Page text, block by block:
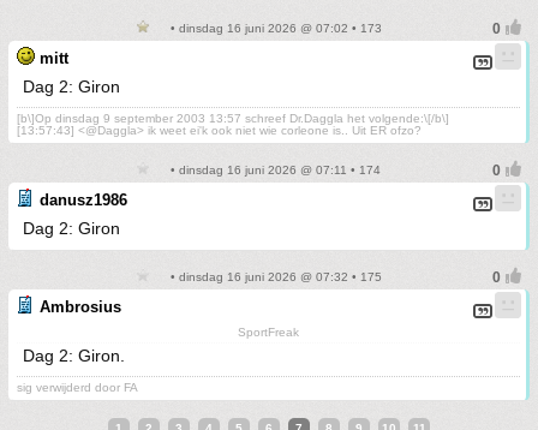
• dinsdag 16 juni 2026 @ 07:02 • 173
mitt
Dag 2: Giron
[b\]Op dinsdag 9 september 2003 13:57 schreef Dr.Daggla het volgende:\[/b\]
[13:57:43] <@Daggla> ik weet ei'k ook niet wie corleone is.. Uit ER ofzo?
• dinsdag 16 juni 2026 @ 07:11 • 174
danusz1986
Dag 2: Giron
• dinsdag 16 juni 2026 @ 07:32 • 175
Ambrosius
SportFreak
Dag 2: Giron.
sig verwijderd door FA